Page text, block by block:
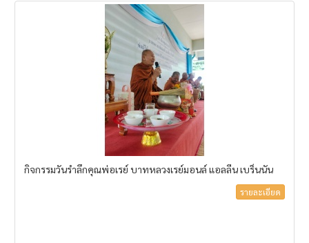
กิจกรรมวันรำลึกคุณพ่อเรย์ บาทหลวงเรย์มอนล์ แอลลีน เบร็นนัน
รายละเอียด